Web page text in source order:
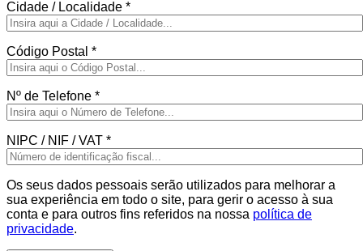
Cidade / Localidade *
Código Postal *
Nº de Telefone *
NIPC / NIF / VAT *
Os seus dados pessoais serão utilizados para melhorar a
sua experiência em todo o site, para gerir o acesso à sua
conta e para outros fins referidos na nossa política de
privacidade.